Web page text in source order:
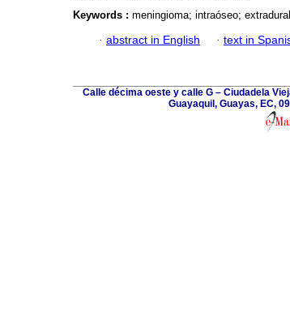
Keywords : meningioma; intraóseo;
· abstract in English · text in
Calle décima oeste y calle G – Ciudadela
Guayaquil, Guayas, EC,